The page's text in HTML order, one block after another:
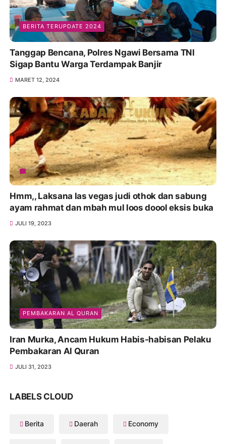
BERITA TERUPDATE 2024
Tanggap Bencana, Polres Ngawi Bersama TNI
Sigap Bantu Warga Terdampak Banjir
MARET 12, 2024
Hmm,, Laksana las vegas judi othok dan sabung
ayam rahmat dan mbah mul loos doool eksis buka
JULI 19, 2023
PEMBAKARAN AL QURAN
Iran Murka, Ancam Hukum Habis-habisan Pelaku
Pembakaran Al Quran
JULI 31, 2023
LABELS CLOUD
Berita Daerah Economy